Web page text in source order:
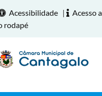
Acessibilidade | Acesso
rodapé